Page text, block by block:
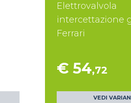
Elettrovalvola
intercettazione
Ferrari
€ 54,72
VEDI